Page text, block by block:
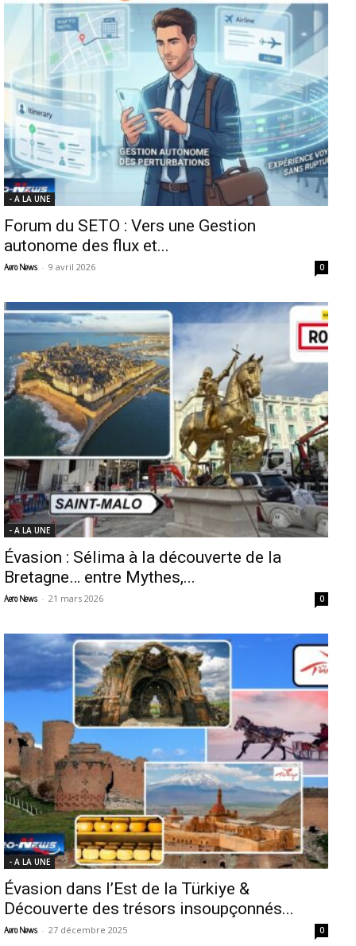
- A LA UNE
Forum du SETO : Vers une Gestion
autonome des flux et...
Aero News - 9 avril 2026 0
- A LA UNE
Évasion : Sélima à la découverte de la
Bretagne… entre Mythes,...
Aero News - 21 mars 2026 0
- A LA UNE
Évasion dans l’Est de la Türkiye &
Découverte des trésors insoupçonnés...
Aero News - 27 décembre 2025 0